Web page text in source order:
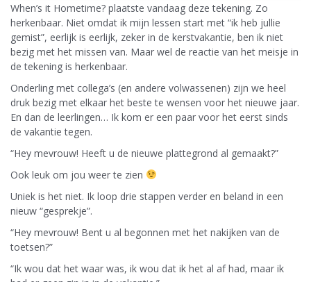
When’s it Hometime? plaatste vandaag deze tekening. Zo
herkenbaar. Niet omdat ik mijn lessen start met “ik heb jullie
gemist”, eerlijk is eerlijk, zeker in de kerstvakantie, ben ik niet
bezig met het missen van. Maar wel de reactie van het meisje in
de tekening is herkenbaar.
Onderling met collega’s (en andere volwassenen) zijn we heel
druk bezig met elkaar het beste te wensen voor het nieuwe jaar.
En dan de leerlingen… Ik kom er een paar voor het eerst sinds
de vakantie tegen.
“Hey mevrouw! Heeft u de nieuwe plattegrond al gemaakt?”
Ook leuk om jou weer te zien
Uniek is het niet. Ik loop drie stappen verder en beland in een
nieuw “gesprekje”.
“Hey mevrouw! Bent u al begonnen met het nakijken van de
toetsen?”
“Ik wou dat het waar was, ik wou dat ik het al af had, maar ik